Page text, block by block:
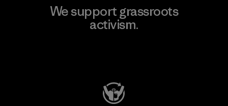
We support grassroots
activism.